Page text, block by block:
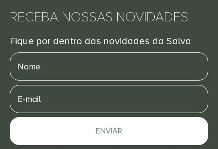
RECEBA NOSSAS NOVIDADES
Fique por dentro das novidades da Salva
Nome
E-
mail
ENVIAR